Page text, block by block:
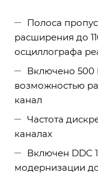
Полоса
расширения до
осциллографа
Включено 500
возможностью
канал
Частота
каналах
Включен DDC
модернизации до